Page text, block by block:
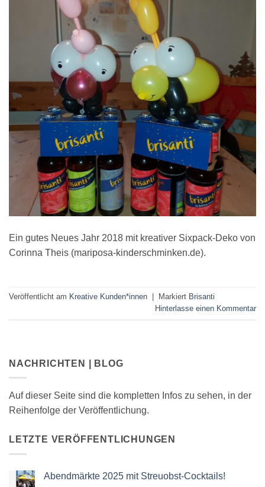
Ein gutes Neues Jahr 2018 mit kreativer Sixpack-Deko von
Corinna Theis (mariposa-kinderschminken.de).
Veröffentlicht am Kreative Kunden*innen Markiert Brisanti
Hinterlasse einen Kommentar
NACHRICHTEN | BLOG
Auf dieser Seite sind die kompletten Infos zu sehen, in der
Reihenfolge der Veröffentlichung.
LETZTE VERÖFFENTLICHUNGEN
Abendmärkte 2025 mit Streuobst-Cocktails!